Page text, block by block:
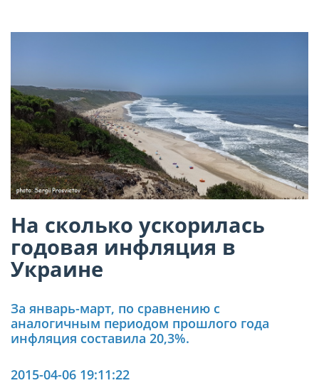
На сколько ускорилась
годовая инфляция в
Украине
За январь-март, по сравнению с
аналогичным периодом прошлого года
инфляция составила 20,3%.
2015-04-06 19:11:22